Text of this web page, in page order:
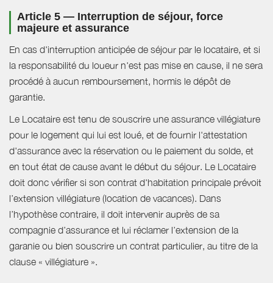
Article 5 — Interruption de séjour, force
majeure et assurance
En cas d'interruption anticipée de séjour par le locataire, et si
la responsabilité du loueur n'est pas mise en cause, il ne sera
procédé à aucun remboursement, hormis le dépôt de
garantie.
Le Locataire est tenu de souscrire une assurance villégiature
pour le logement qui lui est loué, et de fournir l'attestation
d'assurance avec la réservation ou le paiement du solde, et
en tout état de cause avant le début du séjour. Le Locataire
doit donc vérifier si son contrat d'habitation principale prévoit
l’extension villégiature (location de vacances). Dans
l’hypothèse contraire, il doit intervenir auprès de sa
compagnie d’assurance et lui réclamer l’extension de la
garanie ou bien souscrire un contrat particulier, au titre de la
clause « villégiature ».